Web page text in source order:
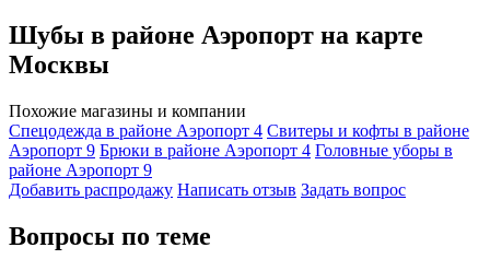
Шубы в районе Аэропорт на карте
Москвы
Похожие магазины и компании
Спецодежда в районе Аэропорт 4 Свитеры и кофты в районе
Аэропорт 9 Брюки в районе Аэропорт 4 Головные уборы в
районе Аэропорт 9
Добавить раcпродажу Написать отзыв Задать вопрос
Вопросы по теме